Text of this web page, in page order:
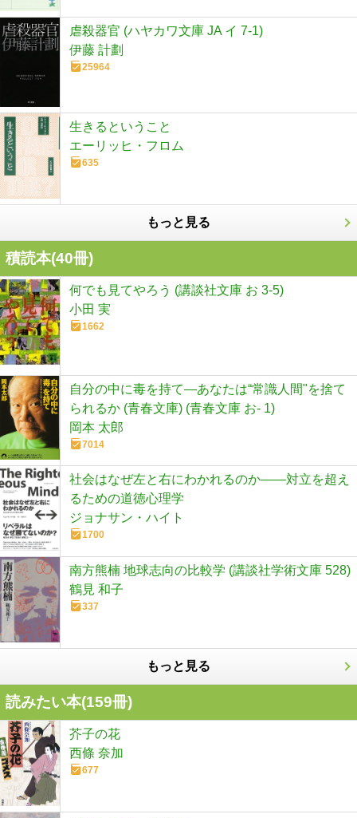
虐殺器官 (ハヤカワ文庫 JA イ 7-1)
伊藤 計劃
25964
生きるということ
エーリッヒ・フロム
635
もっと見る
積読本(40冊)
何でも見てやろう (講談社文庫 お 3-5)
小田 実
1662
自分の中に毒を持て―あなたは“常識人間"を捨て
られるか (青春文庫) (青春文庫 お- 1)
岡本 太郎
7014
社会はなぜ左と右にわかれるのか――対立を超え
るための道徳心理学
ジョナサン・ハイト
1700
南方熊楠 地球志向の比較学 (講談社学術文庫 528)
鶴見 和子
337
もっと見る
読みたい本(159冊)
芥子の花
西條 奈加
677